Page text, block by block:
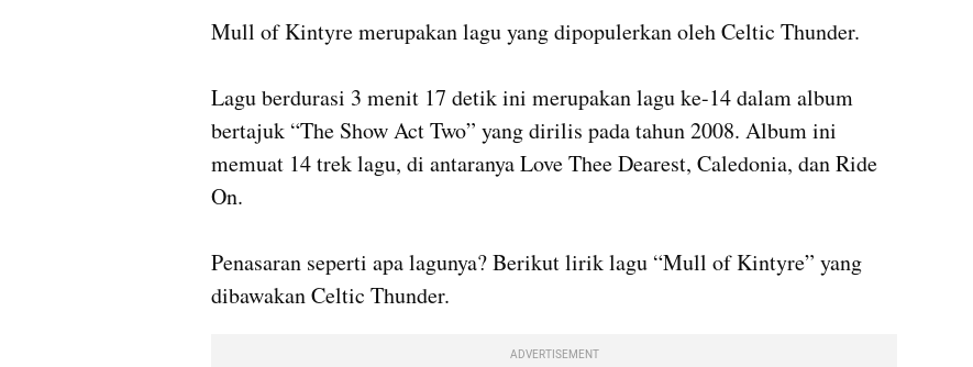
Mull of Kintyre merupakan lagu yang dipopulerkan oleh Celtic Thunder.
Lagu berdurasi 3 menit 17 detik ini merupakan lagu ke-14 dalam album
bertajuk “The Show Act Two” yang dirilis pada tahun 2008. Album ini
memuat 14 trek lagu, di antaranya Love Thee Dearest, Caledonia, dan Ride
On.
Penasaran seperti apa lagunya? Berikut lirik lagu “Mull of Kintyre” yang
dibawakan Celtic Thunder.
ADVERTISEMENT